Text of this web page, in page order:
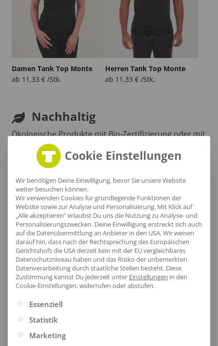
Damen Tank Top Monte
ab 11,33 € /Stk.
Herren Tank Top Monte
ab 11,33 € /Stk.
Nachhaltig
Ökologische Produkte mit Bio-Zertifizierung oder mit
recycelte Materialien hergestellt.
Damen Tank Top Nimbus
Cookie Einstellungen
Wir benötigen Deine Einwilligung, bevor Sie unsere Website
weiter besuchen können.
Wir verwenden Cookies für grundlegende Funktionen der
Website sowie zur Analyse und Personalisierung. Mit Klick auf
„Alle akzeptieren“ erlaubst Du uns die Nutzung zu Analyse- und
Personalisierungszwecken. Deine Einwilligung erstreckt sich auch
auf die Datenübermittlung an Anbieter in den USA. Wir weisen
darauf hin, dass nach der Rechtsprechung des Europäischen
Gerichtshofs die USA derzeit kein mit der EU vergleichbares
Datenschutzniveau haben und das Risiko der unbemerkten
Datenverarbeitung durch staatliche Stellen besteht. Diese
Zustimmung kannst Du jederzeit unter Einstellungen in den
Cookie-Einstellungen, widerrufen oder abstufen.
Es folgt eine Liste der Service-Gruppen, für die eine
Essenziell
Statistik
Marketing